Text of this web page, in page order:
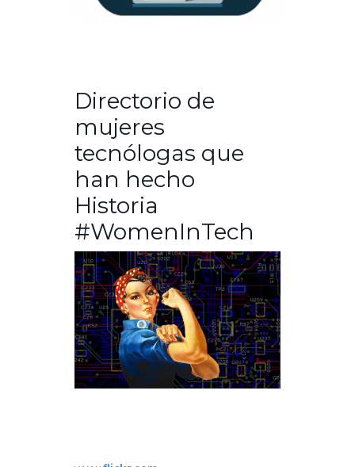
Directorio de
mujeres
tecnólogas que
han hecho
Historia
#WomenInTech